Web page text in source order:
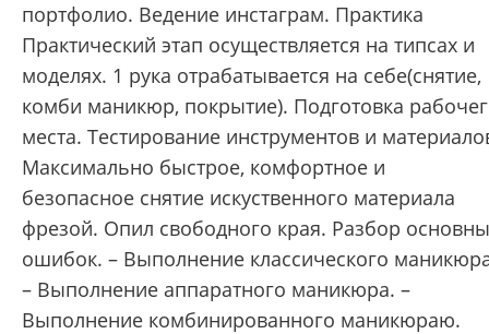
портфолио. Ведение инстаграм. Практика
Практический этап осуществляется на типсах и
моделях. 1 рука отрабатывается на себе(снятие,
комби маникюр, покрытие). Подготовка
места. Тестирование инструментов и
Максимально быстрое, комфортное и
безопасное снятие искуственного материала
фрезой. Опил свободного края. Разбор
ошибок. – Выполнение классического
– Выполнение аппаратного маникюра. –
Выполнение комбинированного маникюраю.